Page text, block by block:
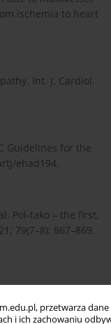
przetwarza
i ich zachowaniu
ischemia to heart
Int. J. Cardiol.
Guidelines for the
ehad194.
Pol-tako – the first,
79(7–8): 867–869,
edema after severe